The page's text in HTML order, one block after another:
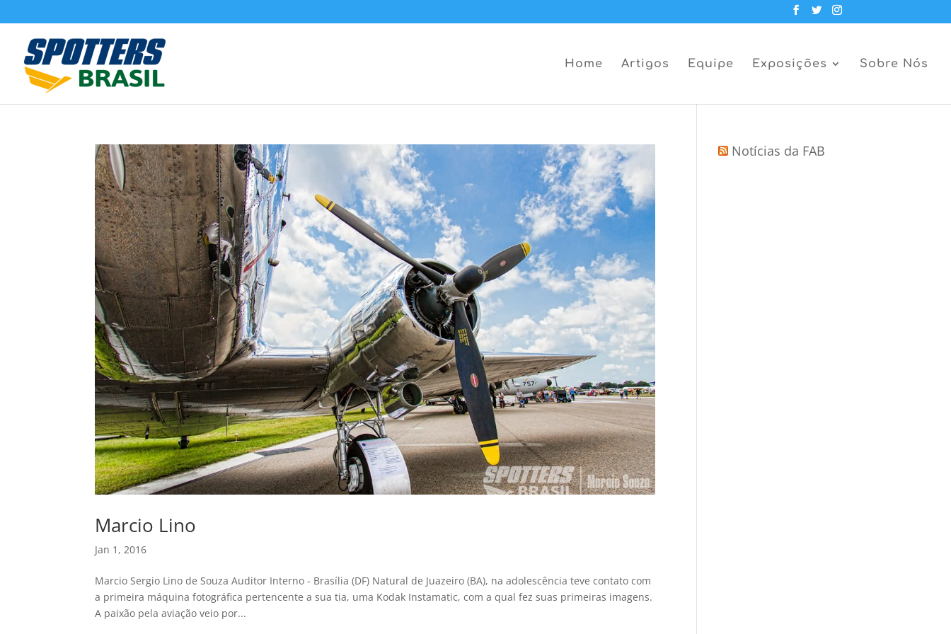
Home Artigos Equipe Exposições Sobre Nós
Marcio Lino
Jan 1, 2016
Marcio Sergio Lino de Souza Auditor Interno - Brasília (DF) Natural de Juazeiro (BA), na adolescência teve contato com
a primeira máquina fotográfica pertencente a sua tia, uma Kodak Instamatic, com a qual fez suas primeiras imagens.
A paixão pela aviação veio por...
Notícias da FAB